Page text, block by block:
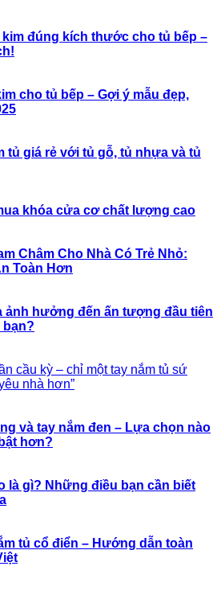
đúng kích thước cho tủ bếp –
cho tủ bếp – Gợi ý mẫu đẹp,
tủ giá rẻ với tủ gỗ, tủ nhựa và tủ
khóa cửa cơ chất lượng cao
Châm Cho Nhà Có Trẻ Nhỏ:
Toàn Hơn
ảnh hưởng đến ấn tượng đầu tiên
cầu kỳ – chỉ một tay nắm tủ sứ
nhà hơn”
và tay nắm đen – Lựa chọn nào
hơn?
là gì? Những điều bạn cần biết
tủ cổ điển – Hướng dẫn toàn